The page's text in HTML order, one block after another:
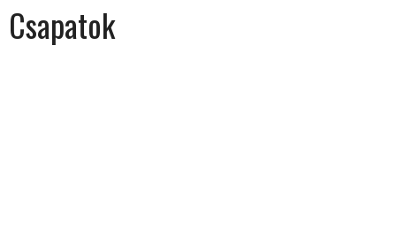
Csapatok